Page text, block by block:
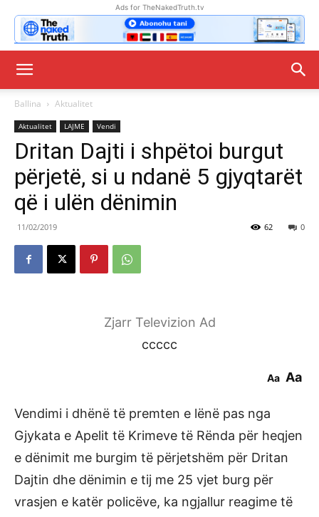
Ads for TheNakedTruth.tv
Ballina Aktualitet
Aktualitet LAJME Vendi
Dritan Dajti i shpëtoi burgut
përjetë, si u ndanë 5 gjyqtarët
që i ulën dënimin
11/02/2019 0
62
Zjarr Televizion Ad
ccccc
Aa Aa
Vendimi i dhënë të premten e lënë pas nga
Gjykata e Apelit të Krimeve të Rënda për heqjen
e dënimit me burgim të përjetshëm për Dritan
Dajtin dhe dënimin e tij me 25 vjet burg për
vrasjen e katër policëve, ka ngjallur reagime të